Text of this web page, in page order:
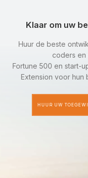
Klaar om uw
Huur de beste
coders en
Fortune 500 en start-
Extension voor hun
HUUR UW